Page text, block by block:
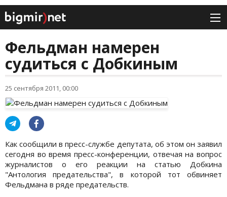
Фельдман намерен
судиться с Добкиным
25 сентября 2011, 00:00
Как сообщили в пресс-службе депутата, об этом он заявил
сегодня во время пресс-конференции, отвечая на вопрос
журналистов о его реакции на статью Добкина
"Антология предательства", в которой тот обвиняет
Фельдмана в ряде предательств.